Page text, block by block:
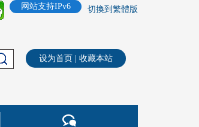
切換到繁體版
网站支持IPv6
设为首页 收藏本站